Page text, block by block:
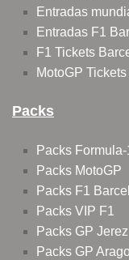
Entradas
Entradas F1
F1 Tickets
MotoGP
Packs
Packs Formula-1
Packs MotoGP
Packs F1
Packs VIP F1
Packs GP Jerez
Packs GP